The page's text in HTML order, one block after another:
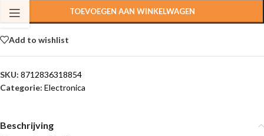
TOEVOEGEN AAN WINKELWAGEN
Add to wishlist
SKU: 8712836318854
Categorie: Electronica
Beschrijving